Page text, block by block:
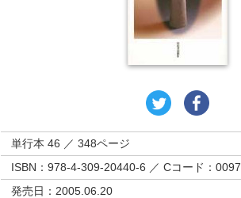
単行本 46 ／ 348ページ
ISBN：978-4-309-20440-6 ／ Cコード：0097
発売日：2005.06.20